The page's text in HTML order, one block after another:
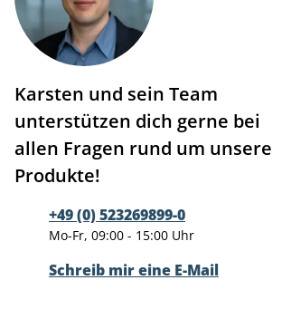
Karsten und sein Team
unterstützen dich gerne bei
allen Fragen rund um unsere
Produkte!
+49 (0) 523269899-0
Mo-Fr, 09:00 - 15:00 Uhr
Schreib mir eine E-Mail